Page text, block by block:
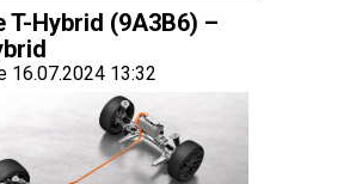
T-Hybrid (9A3B6) –
16.07.2024 13:32